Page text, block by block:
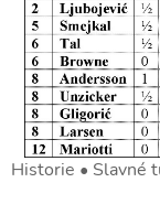
Historie • Slavné